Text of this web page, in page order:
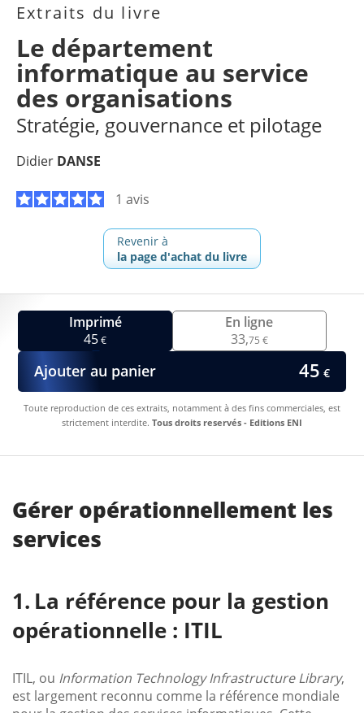
Extraits du livre
Le département
informatique au service
des organisations
Stratégie, gouvernance et pilotage
Didier DANSE
1 avis
Revenir à
la page d'achat du livre
Imprimé
45€
En ligne
33,75 €
Ajouter au panier 45 €
Toute reproduction de ces extraits, notamment à des fins commerciales, est
strictement interdite. Tous droits reservés - Editions ENI
Gérer opérationnellement les
services
La référence pour la gestion
opérationnelle : ITIL
ITIL, ou Information Technology Infrastructure Library,
est largement reconnu comme la référence mondiale